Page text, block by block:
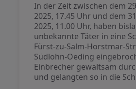
In der Zeit zwischen dem
2025, 17.45 Uhr und dem
2025, 11.00 Uhr, haben
unbekannte Täter in eine
Fürst-zu-Salm-Horstmar-
Südlohn-Oeding
Einbrecher gewaltsam
und gelangten so in die